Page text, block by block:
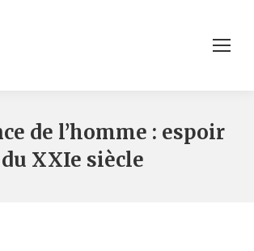
de l’homme : espoir
du XXIe siècle